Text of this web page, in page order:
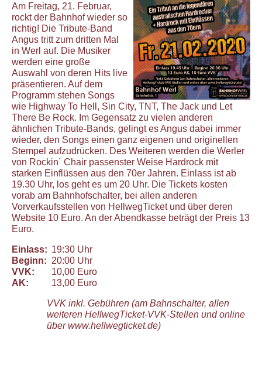
Am Freitag, 21. Februar,
rockt der Bahnhof wieder so
richtig! Die Tribute-Band
Angus tritt zum dritten Mal
in Werl auf. Die Musiker
werden eine große
Auswahl von deren Hits live
präsentieren. Auf dem
Programm stehen Songs
wie Highway To Hell, Sin City, TNT, The Jack und Let
There Be Rock. Im Gegensatz zu vielen anderen
ähnlichen Tribute-Bands, gelingt es Angus dabei immer
wieder, den Songs einen ganz eigenen und originellen
Stempel aufzudrücken. Des Weiteren werden die Werler
von Rockin´ Chair passenster Weise Hardrock mit
starken Einflüssen aus den 70er Jahren. Einlass ist ab
19.30 Uhr, los geht es um 20 Uhr. Die Tickets kosten
vorab am Bahnhofschalter, bei allen anderen
Vorverkaufsstellen von HellwegTicket und über deren
Website 10 Euro. An der Abendkasse beträgt der Preis 13
Euro.
Einlass: 19:30 Uhr
Beginn: 20:00 Uhr
VVK:
10,00 Euro
AK:
13,00 Euro
VVK inkl. Gebühren (am Bahnschalter, allen
weiteren HellwegTicket-VVK-Stellen und online
über www.hellwegticket.de)